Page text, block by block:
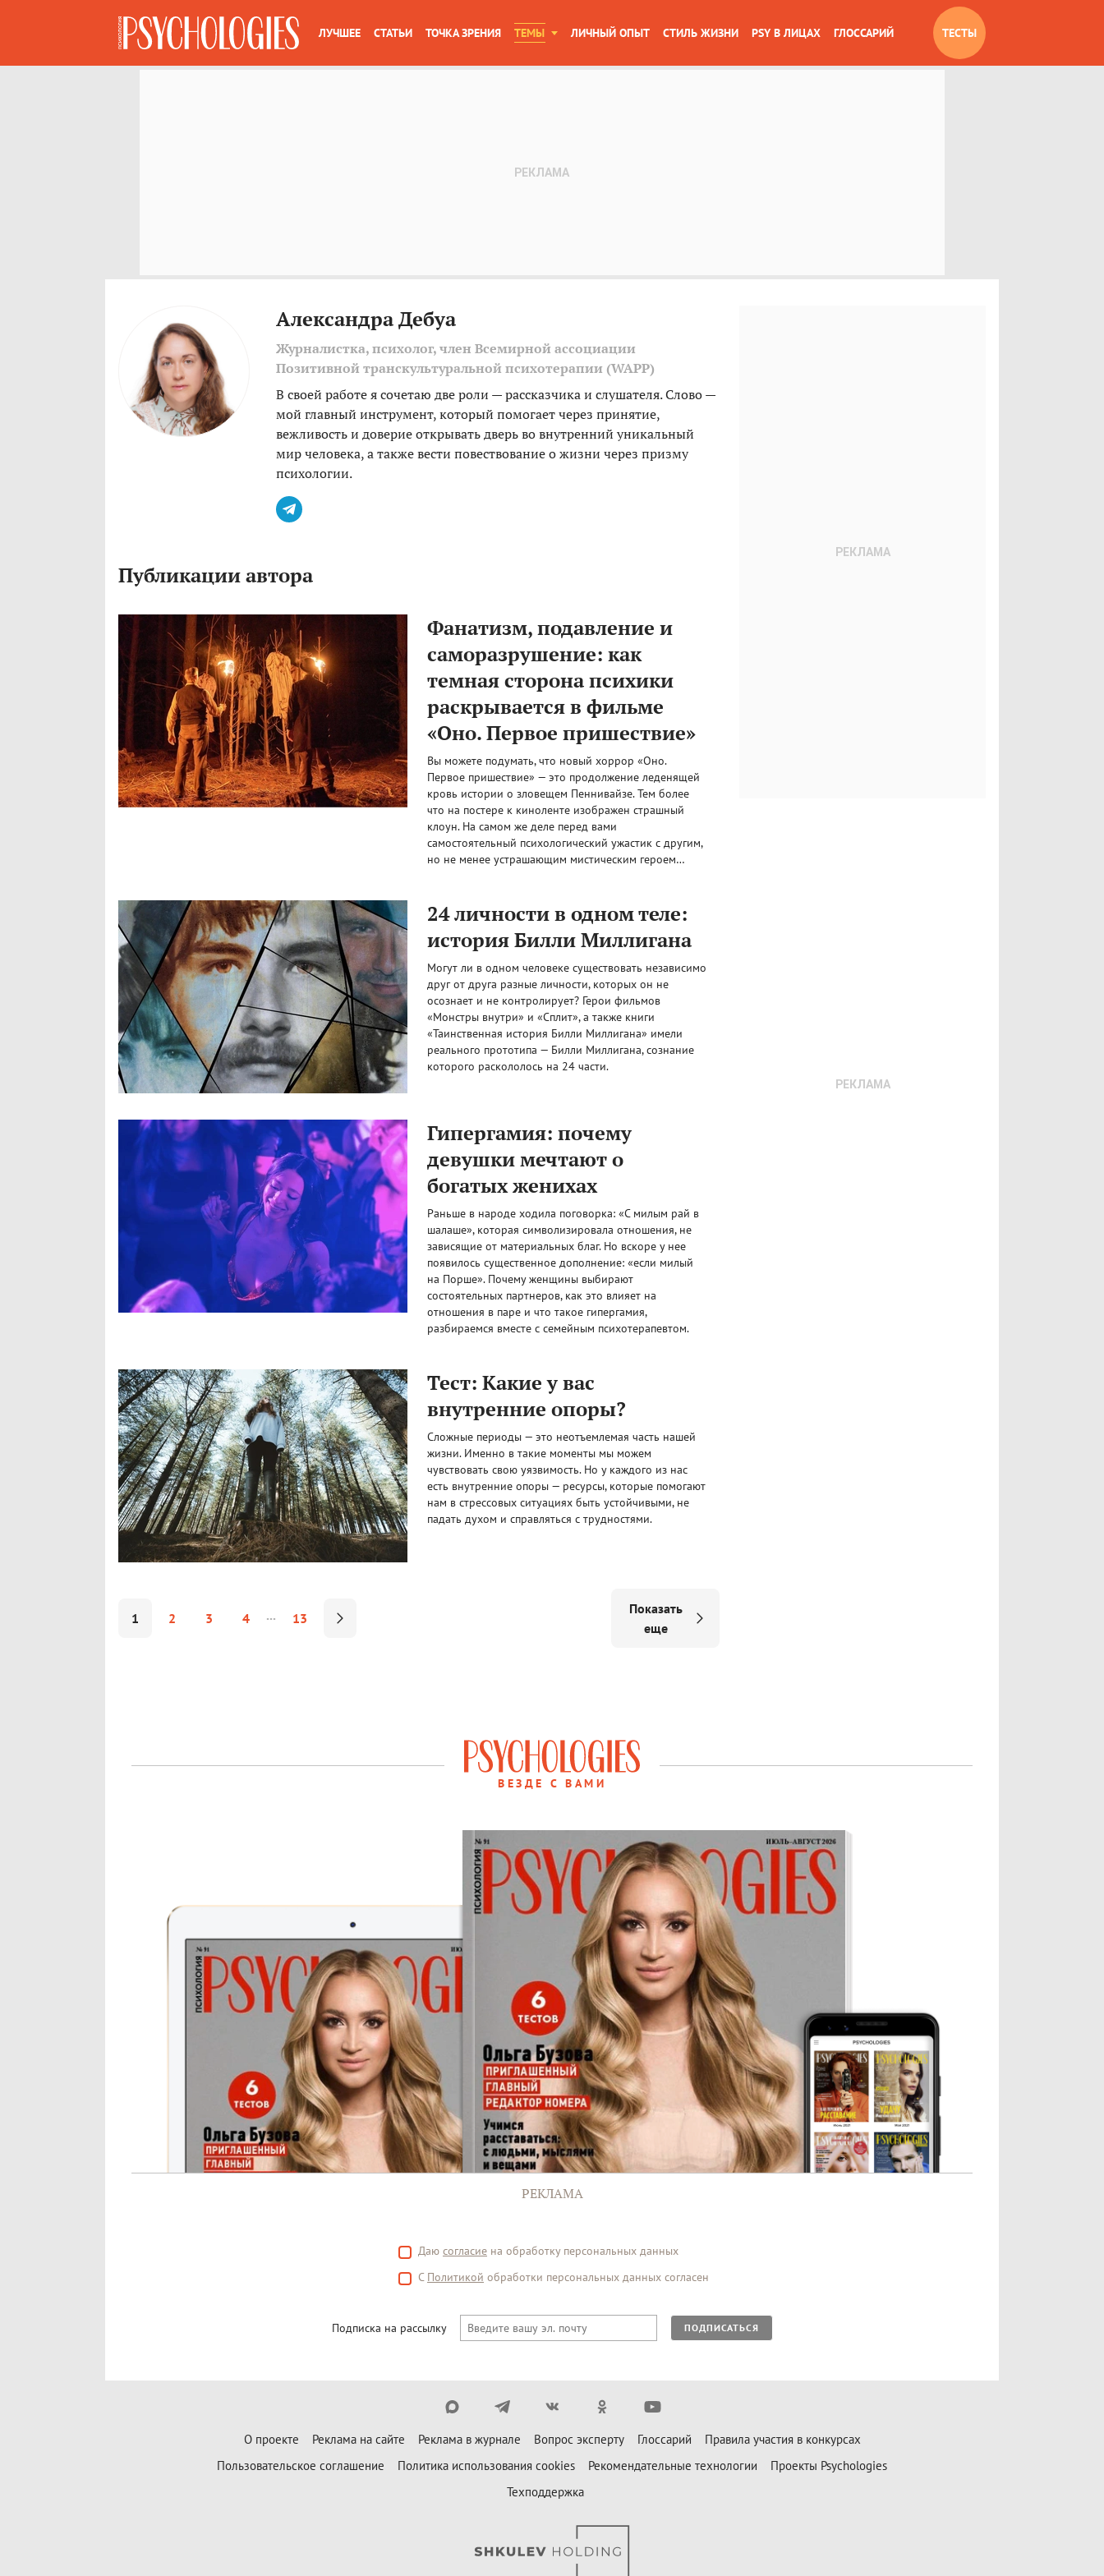
ЛУЧШЕЕ СТАТЬИ ТОЧКА ЗРЕНИЯ ТЕМЫ ЛИЧНЫЙ ОПЫТ СТИЛЬ ЖИЗНИ PSY В ЛИЦАХ ГЛОССАРИЙ ТЕСТЫ
Александра Дебуа
Журналистка, психолог, член Всемирной ассоциации
Позитивной транскультуральной психотерапии (WAPP)
В своей работе я сочетаю две роли — рассказчика и слушателя. Слово —
мой главный инструмент, который помогает через принятие,
вежливость и доверие открывать дверь во внутренний уникальный
мир человека, а также вести повествование о жизни через призму
психологии.
Публикации автора
Фанатизм, подавление и
саморазрушение: как
темная сторона психики
раскрывается в фильме
«Оно. Первое пришествие»
Вы можете подумать, что новый хоррор «Оно.
Первое пришествие» — это продолжение леденящей
кровь истории о зловещем Пеннивайзе. Тем более
что на постере к киноленте изображен страшный
клоун. На самом же деле перед вами
самостоятельный психологический ужастик с другим,
но не менее устрашающим мистическим героем…
24 личности в одном теле:
история Билли Миллигана
Могут ли в одном человеке существовать независимо
друг от друга разные личности, которых он не
осознает и не контролирует? Герои фильмов
«Монстры внутри» и «Сплит», а также книги
«Таинственная история Билли Миллигана» имели
реального прототипа — Билли Миллигана, сознание
которого раскололось на 24 части.
Гипергамия: почему
девушки мечтают о
богатых женихах
Раньше в народе ходила поговорка: «С милым рай в
шалаше», которая символизировала отношения, не
зависящие от материальных благ. Но вскоре у нее
появилось существенное дополнение: «если милый
на Порше». Почему женщины выбирают
состоятельных партнеров, как это влияет на
отношения в паре и что такое гипергамия,
разбираемся вместе с семейным психотерапевтом.
Тест: Какие у вас
внутренние опоры?
Сложные периоды — это неотъемлемая часть нашей
жизни. Именно в такие моменты мы можем
чувствовать свою уязвимость. Но у каждого из нас
есть внутренние опоры — ресурсы, которые помогают
нам в стрессовых ситуациях быть устойчивыми, не
падать духом и справляться с трудностями.
1 2 3 4 13
Показать
еще
ВЕЗДЕ С ВАМИ
РЕКЛАМА
Даю согласие на обработку персональных данных
С Политикой обработки персональных данных согласен
Подписка на рассылку ПОДПИСАТЬСЯ
О проекте Реклама на сайте Реклама в журнале Вопрос эксперту Глоссарий
Правила участия в конкурсах
Пользовательское соглашение
Политика использования cookies Рекомендательные технологии
Проекты Psychologies
Техподдержка